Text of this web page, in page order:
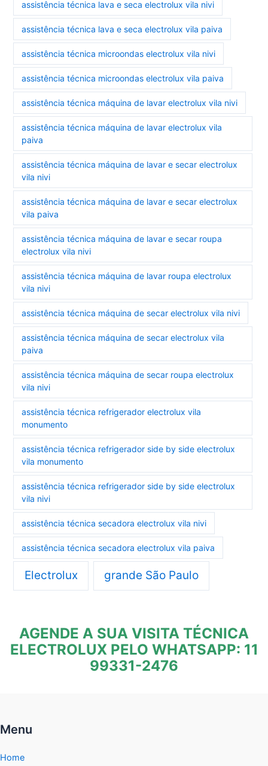
assistência técnica lava e seca electrolux vila nivi
assistência técnica lava e seca electrolux vila paiva
assistência técnica microondas electrolux vila nivi
assistência técnica microondas electrolux vila paiva
assistência técnica máquina de lavar electrolux vila nivi
assistência técnica máquina de lavar electrolux vila
paiva
assistência técnica máquina de lavar e secar electrolux
vila nivi
assistência técnica máquina de lavar e secar electrolux
vila paiva
assistência técnica máquina de lavar e secar roupa
electrolux vila nivi
assistência técnica máquina de lavar roupa electrolux
vila nivi
assistência técnica máquina de secar electrolux vila nivi
assistência técnica máquina de secar electrolux vila
paiva
assistência técnica máquina de secar roupa electrolux
vila nivi
assistência técnica refrigerador electrolux vila
monumento
assistência técnica refrigerador side by side electrolux
vila monumento
assistência técnica refrigerador side by side electrolux
vila nivi
assistência técnica secadora electrolux vila nivi
assistência técnica secadora electrolux vila paiva
Electrolux grande São Paulo
AGENDE A SUA VISITA TÉCNICA
ELECTROLUX PELO WHATSAPP: 11
99331-2476
Menu
Home